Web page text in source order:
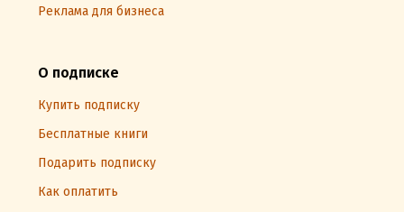
Реклама для бизнеса
О подписке
Купить подписку
Бесплатные книги
Подарить подписку
Как оплатить